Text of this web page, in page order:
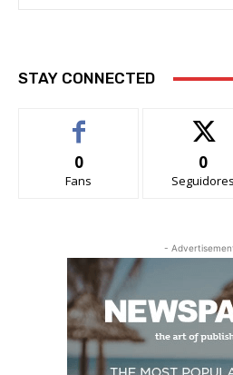
STAY CONNECTED
0
Fans
0
Seguidores
-